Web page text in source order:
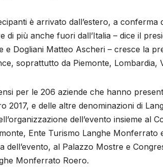
è arrivato dall’estero, a conferma
di più anche fuori dall’Italia – dice il
e Dogliani Matteo Ascheri – cresce la
soprattutto da Piemonte, Lombardia,
per le 206 aziende che hanno
2017, e delle altre denominazioni di
dell’evento insieme al
Ente Turismo Langhe Monferrato
dell’evento, al Palazzo Mostre e
Monferrato Roero.